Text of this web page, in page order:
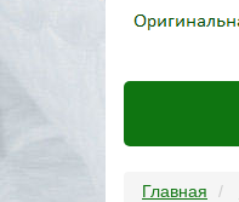
Главная